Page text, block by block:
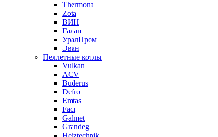
Thermona
Zota
ВИН
Галан
УралПром
Эван
Пеллетные котлы
Vulkan
ACV
Buderus
Defro
Emtas
Faci
Galmet
Grandeg
Heiztechnik